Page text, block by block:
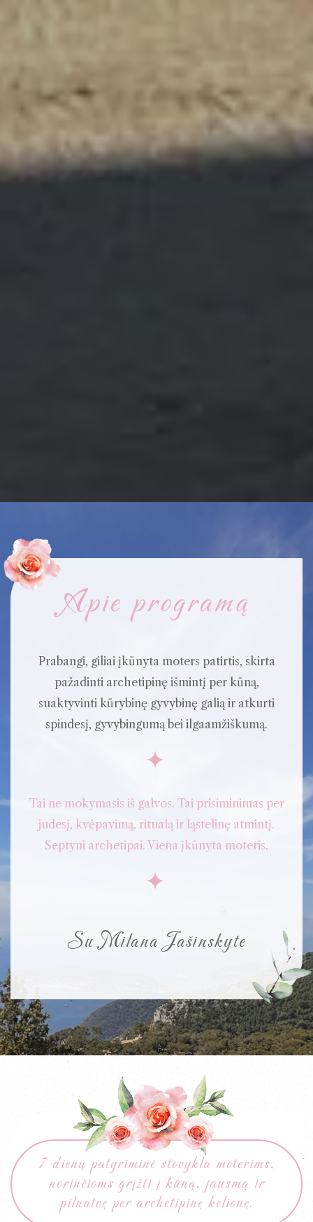
Apie programą
Prabangi, giliai įkūnyta moters patirtis, skirta
pažadinti archetipinę išmintį per kūną,
suaktyvinti kūrybinę gyvybinę galią ir atkurti
spindesį, gyvybingumą bei ilgaamžiškumą.
✦
Tai ne mokymasis iš galvos. Tai prisiminimas per
judesį, kvėpavimą, ritualą ir ląstelinę atmintį.
Septyni archetipai. Viena įkūnyta moteris.
✦
Su Milana Jašinskyte
7 dienų patyriminė stovykla moterims,
norinčioms grįžti į kūną, jausmą ir
pilnatvę per archetipinę kelionę.